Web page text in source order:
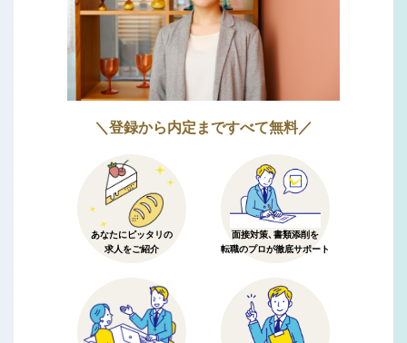
＼登録から内定まですべて無料／
あなたにピッタリの
求人をご紹介
面接対策、書類添削を
転職のプロが徹底サポート